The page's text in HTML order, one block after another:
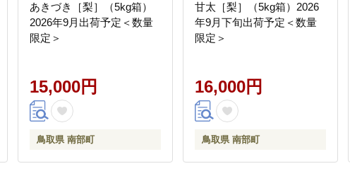
あきづき［梨］（5kg箱）
2026年9月出荷予定＜数量
限定＞
15,000円
鳥取県 南部町
甘太［梨］（5kg箱）2026
年9月下旬出荷予定＜数量
限定＞
16,000円
鳥取県 南部町